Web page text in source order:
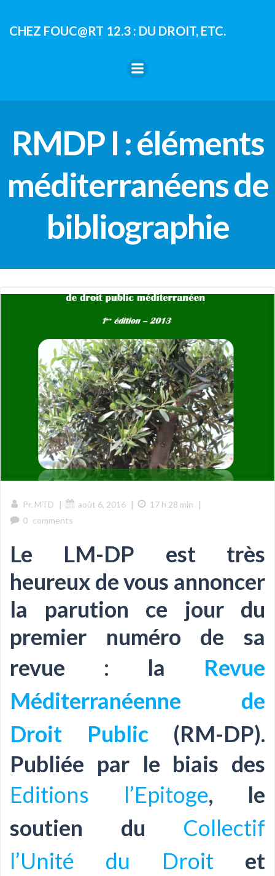
contenu
CHEZ FOUC@RT 12.3 : DU DROIT, ETC.
RMDP I : éléments
méditerranéens de
bibliographie
Pr. MTD | août 6, 2016 | 17 h 28 min |
0 comments
Le LM-DP est très
heureux de vous annoncer
la parution ce jour du
premier numéro de sa
revue : la Revue
Méditerranéenne de
Droit Public(RM-DP).
Publiée par le biais des
Editions l’Epitoge, le
soutien du Collectif
l’Unité du Droitet